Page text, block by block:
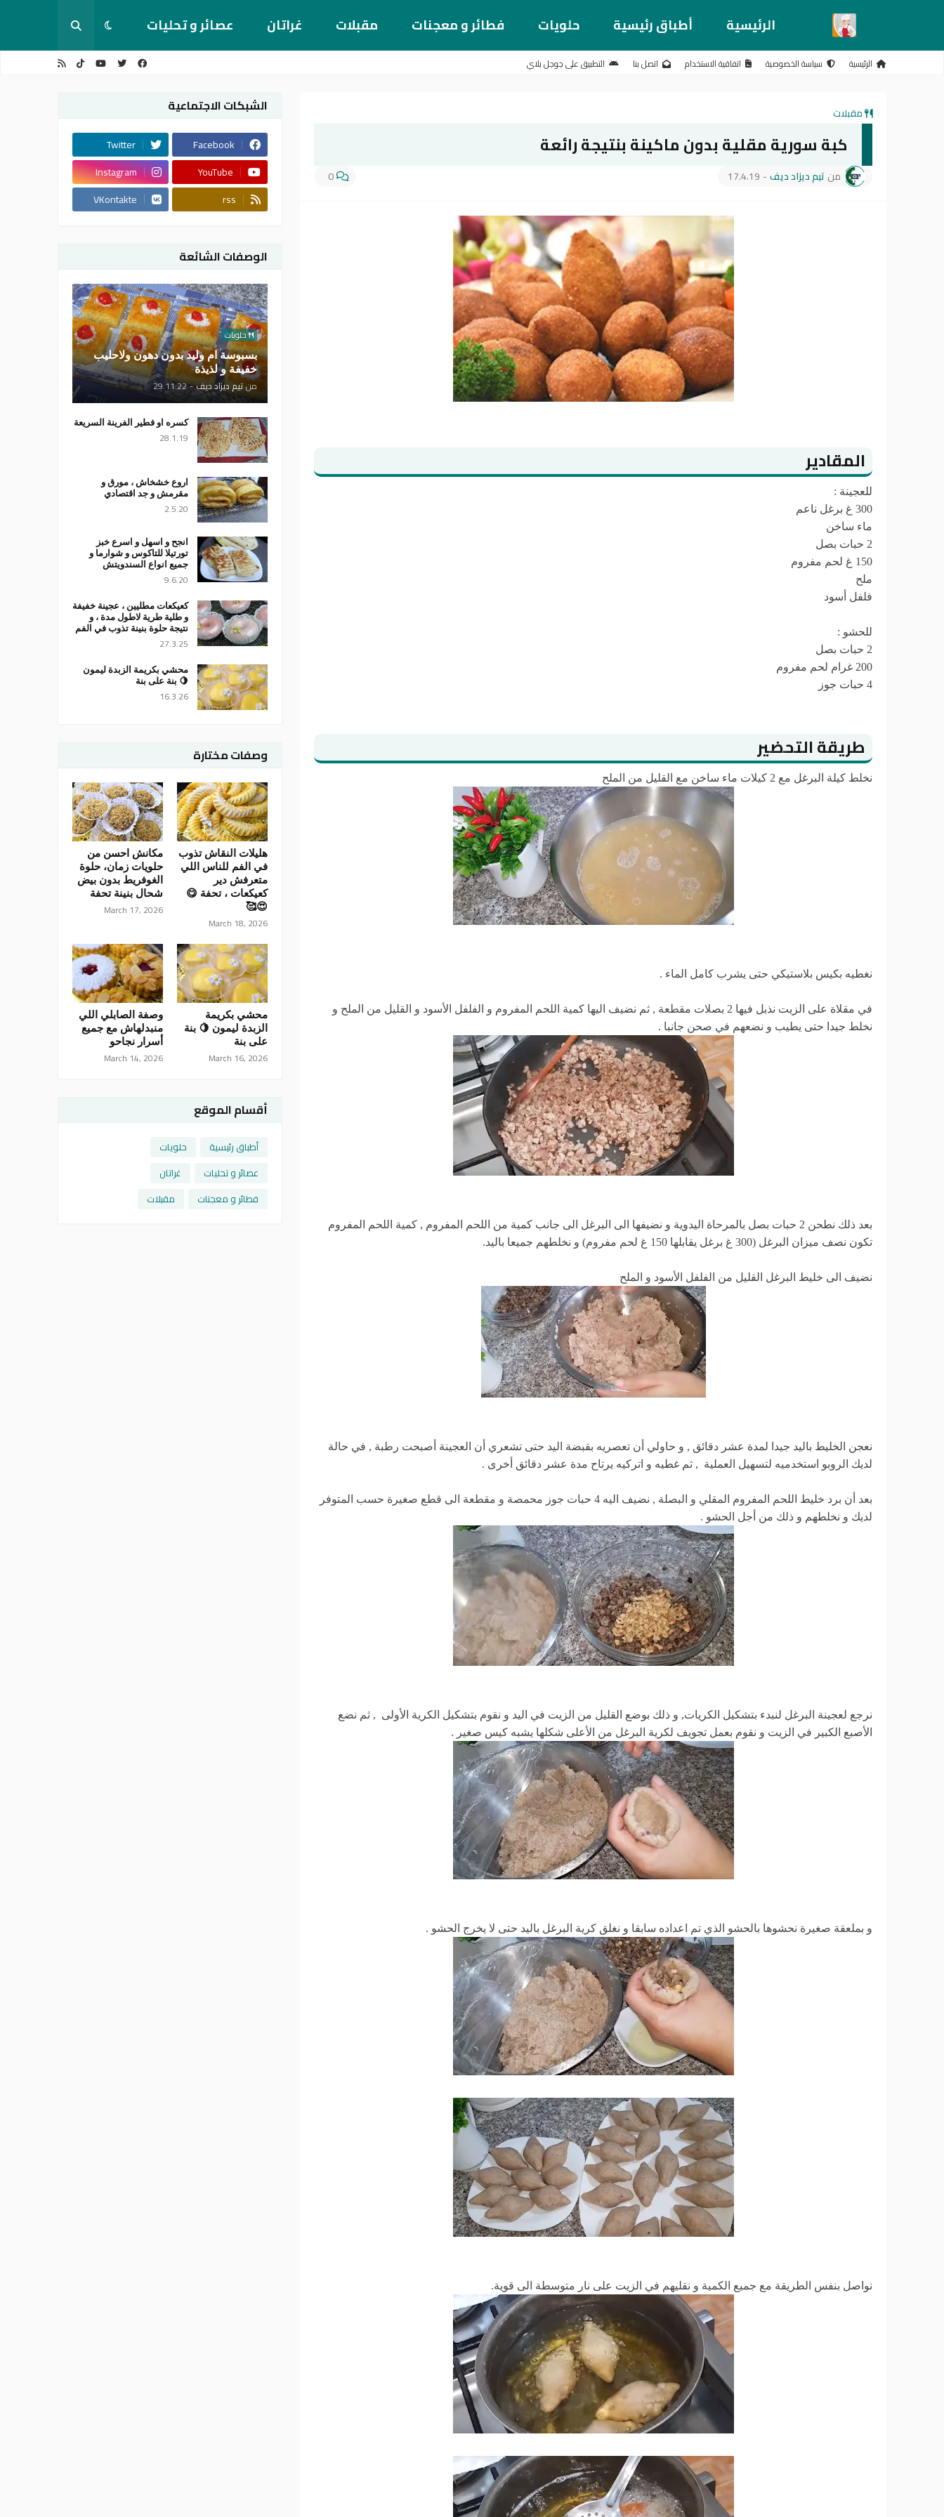
الرئيسية أطباق رئيسية حلويات فطائر و معجنات مقبلات غراتان عصائر و تحليات
الرئيسية سياسة الخصوصية اتفاقية الاستخدام اتصل بنا التطبيق على جوجل بلاي
مقبلات
كبة سورية مقلية بدون ماكينة بنتيجة رائعة
من تيم ديزاد ديف-
17.4.19
0
المقادير
للعجينة :
300 غ برغل ناعم
ماء ساخن
2 حبات بصل
150 غ لحم مفروم
ملح
فلفل أسود
للحشو :
2 حبات بصل
200 غرام لحم مفروم
4 حبات جوز
طريقة التحضير
نخلط كيلة البرغل مع 2 كيلات ماء ساخن مع القليل من الملح
نغطيه بكيس بلاستيكي حتى يشرب كامل الماء .
في مقلاة على الزيت نذبل فيها 2 بصلات مقطعة , ثم نضيف اليها كمية اللحم المفروم و الفلفل الأسود و القليل من الملح و
نخلط جيدا حتى يطيب و نضعهم في صحن جانبا .
بعد ذلك نطحن 2 حبات بصل بالمرحاة اليدوية و نضيفها الى البرغل الى جانب كمية من اللحم المفروم , كمية اللحم المفروم
تكون نصف ميزان البرغل (300 غ برغل يقابلها 150 غ لحم مفروم) و نخلطهم جميعا باليد.
نضيف الى خليط البرغل القليل من الفلفل الأسود و الملح
نعجن الخليط باليد جيدا لمدة عشر دقائق , و حاولي أن تعصريه بقبضة اليد حتى تشعري أن العجينة أصبحت رطبة , في حالة
لديك الروبو استخدميه لتسهيل العملية , ثم غطيه و اتركيه يرتاح مدة عشر دقائق أخرى .
بعد أن برد خليط اللحم المفروم المقلي و البصلة , نضيف اليه 4 حبات جوز محمصة و مقطعة الى قطع صغيرة حسب المتوفر
لديك و نخلطهم و ذلك من أجل الحشو .
نرجع لعجينة البرغل لنبدء بتشكيل الكريات, و ذلك بوضع القليل من الزيت في اليد و نقوم بتشكيل الكرية الأولى , ثم نضع
الأصبع الكبير في الزيت و نقوم بعمل تجويف لكرية البرغل من الأعلى شكلها يشبه كيس صغير .
و بملعقة صغيرة نحشوها بالحشو الذي تم اعداده سابقا و نغلق كرية البرغل باليد حتى لا يخرج الحشو .
نواصل بنفس الطريقة مع جميع الكمية و نقليهم في الزيت على نار متوسطة الى قوية.
الشبكات الاجتماعية
Facebook
Twitter
YouTube
Instagram
rss
VKontakte
الوصفات الشائعة
حلويات
بسبوسة ام وليد بدون دهون ولاحليب
خفيفة و لذيذة
منتيم ديزاد ديف-
29.11.22
كسره او فطير الفرينة السريعة
28.1.19
اروع خشخاش ، مورق و
مقرمش و جد اقتصادي
2.5.20
انجح و اسهل و اسرع خبز
تورتيلا للتاكوس و شوارما و
جميع انواع السندويتش
9.6.20
كعيكعات مطليين ، عجينة خفيفة
و طلية طرية لاطول مدة ، و
نتيجة حلوة بنينة تذوب في الفم
27.3.25
محشي بكريمة الزبدة ليمون
🍋 بنة على بنة
16.3.26
وصفات مختارة
هليلات النقاش تذوب
في الفم للناس اللي
متعرفش دير
كعيكعات ، تحفة 😋
😍🥰
March 18, 2026
مكانش احسن من
حلويات زمان، حلوة
الغوفريط بدون بيض
شحال بنينة تحفة
March 17, 2026
محشي بكريمة
الزبدة ليمون 🍋 بنة
على بنة
March 16, 2026
وصفة الصابلي اللي
منبدلهاش مع جميع
أسرار نجاحو
March 14, 2026
أقسام الموقع
أطباق رئيسية
حلويات
عصائر و تحليات
غراتان
فطائر و معجنات
مقبلات